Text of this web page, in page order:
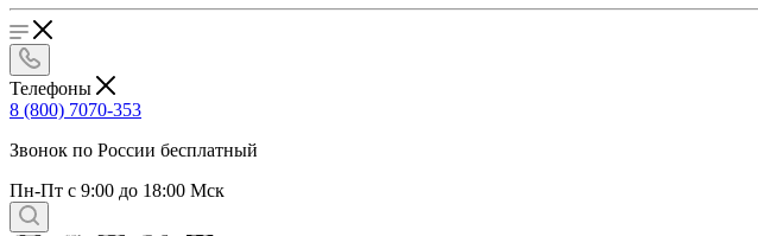
Телефоны
8 (800) 7070-353
Звонок по России бесплатный
Пн-Пт с 9:00 до 18:00 Мск